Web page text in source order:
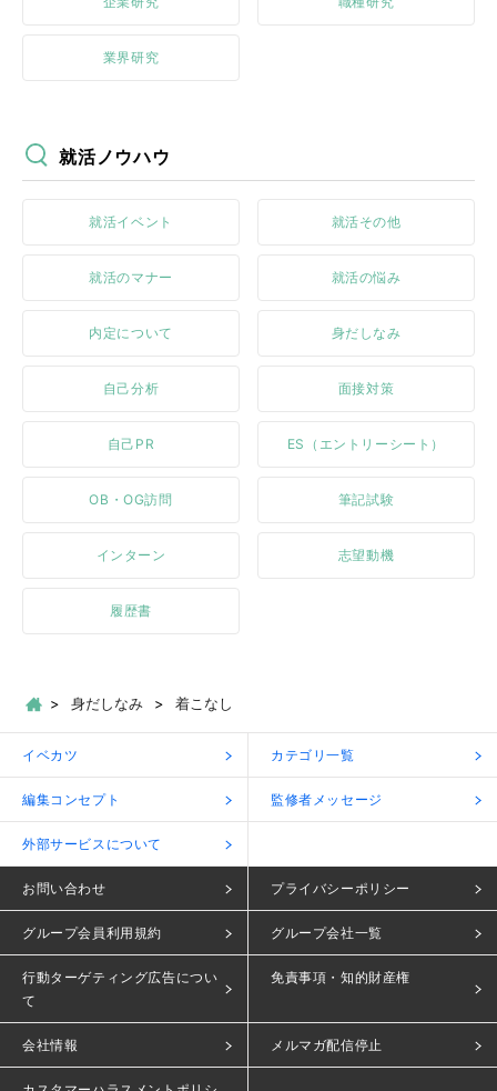
業界研究
就活ノウハウ
就活イベント 就活その他
就活のマナー 就活の悩み
内定について 身だしなみ
自己分析 面接対策
自己PR ES（エントリーシート）
OB・OG訪問 筆記試験
インターン 志望動機
履歴書
身だしなみ 着こなし
イベカツ カテゴリ一覧
編集コンセプト 監修者メッセージ
外部サービスについて
お問い合わせ プライバシーポリシー
グループ会員利用規約 グループ会社一覧
行動ターゲティング広告につい
て
免責事項・知的財産権
会社情報 メルマガ配信停止